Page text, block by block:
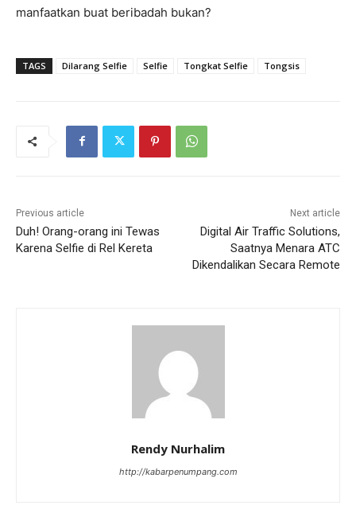
manfaatkan buat beribadah bukan?
TAGS Dilarang Selfie Selfie Tongkat Selfie Tongsis
Previous article
Duh! Orang-orang ini Tewas
Karena Selfie di Rel Kereta
Next article
Digital Air Traffic Solutions,
Saatnya Menara ATC
Dikendalikan Secara Remote
Rendy Nurhalim
http://kabarpenumpang.com